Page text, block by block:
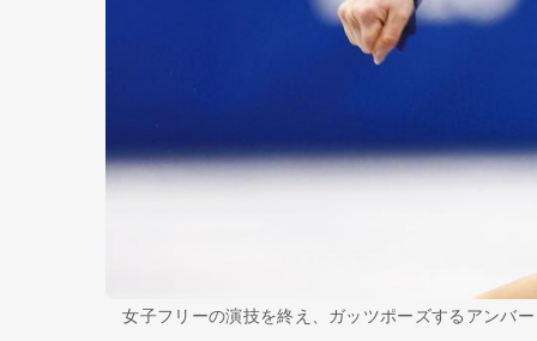
女子フリーの演技を終え、ガッツポーズするアンバ